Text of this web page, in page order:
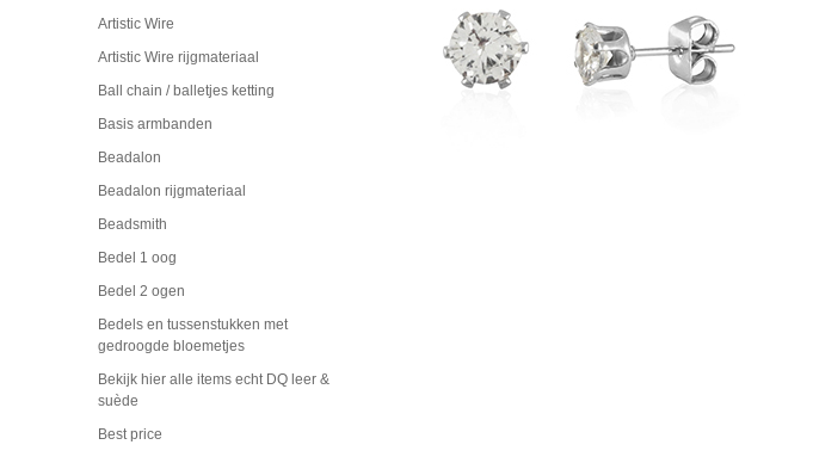
Artistic Wire
Artistic Wire rijgmateriaal
Ball chain / balletjes ketting
Basis armbanden
Beadalon
Beadalon rijgmateriaal
Beadsmith
Bedel 1 oog
Bedel 2 ogen
Bedels en tussenstukken met
gedroogde bloemetjes
Bekijk hier alle items echt DQ leer &
suède
Best price